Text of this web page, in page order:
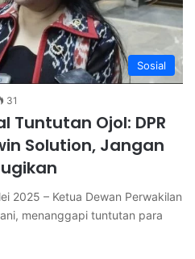
Sosial
31
Tuntutan Ojol: DPR
Solution, Jangan
2025 – Ketua Dewan Perwakilan
menanggapi tuntutan para